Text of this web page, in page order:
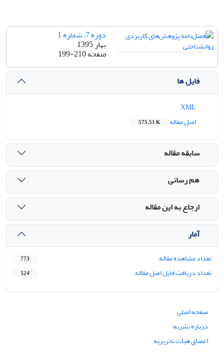
دوره 7، شماره 1
بهار 1395
صفحه199-210
فایل ها
اصل مقاله
575.51 K
سابقه مقاله
هم رسانی
ارجاع به این مقاله
آمار
تعداد مشاهده مقاله 773
تعداد دریافت فایل اصل مقاله 524
صفحه اصلی
درباره نشریه
اعضای هیات تحریریه